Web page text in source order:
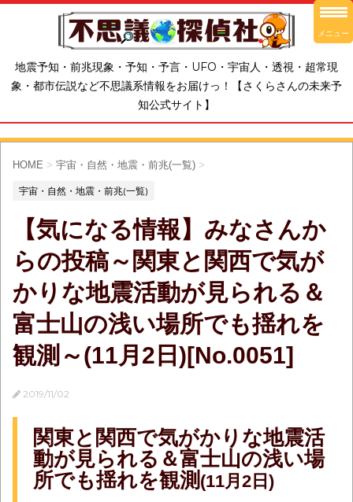
地震予知・前兆現象・予知・予言・UFO・宇宙人・透視・超常現
象・都市伝説など不思議系情報をお届けっ！【さくらさんの未来予
知公式サイト】
HOME > 宇宙・自然・地震・前兆(一覧) >
宇宙・自然・地震・前兆(一覧)
【気になる情報】みなさんか
らの投稿～関東と関西で気が
かりな地震活動が見られる＆
富士山の浅い場所でも揺れを
観測～(11月2日)[No.0051]
2019/11/02
関東と関西で気がかりな地震活
動が見られる＆富士山の浅い場
所でも揺れを観測 (11月2日)
メニュー